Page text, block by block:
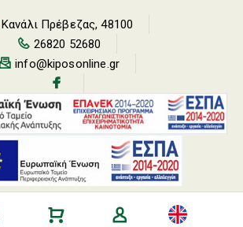
Κανάλι Πρέβεζας, 48100
26820 52680
info@kiposonline.gr